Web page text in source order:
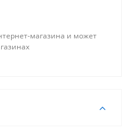
магазина и может